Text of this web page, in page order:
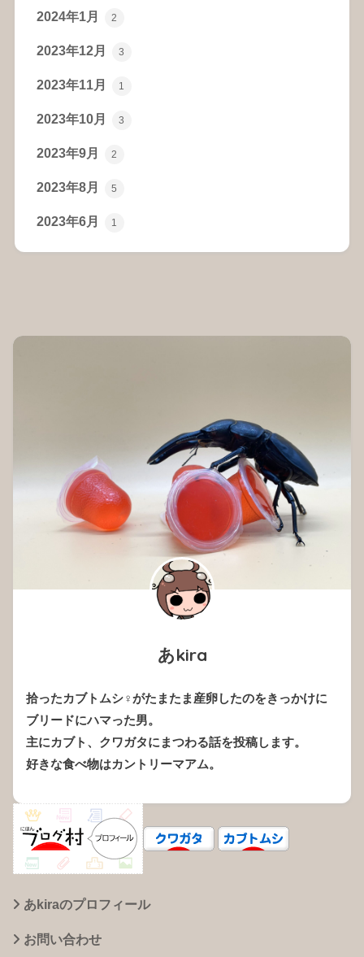
2024年1月 2
2023年12月 3
2023年11月 1
2023年10月 3
2023年9月 2
2023年8月 5
2023年6月 1
あkira
拾ったカブトムシ♀がたまたま産卵したのをきっかけに
ブリードにハマった男。
主にカブト、クワガタにまつわる話を投稿します。
好きな食べ物はカントリーマアム。
あkiraのプロフィール
お問い合わせ